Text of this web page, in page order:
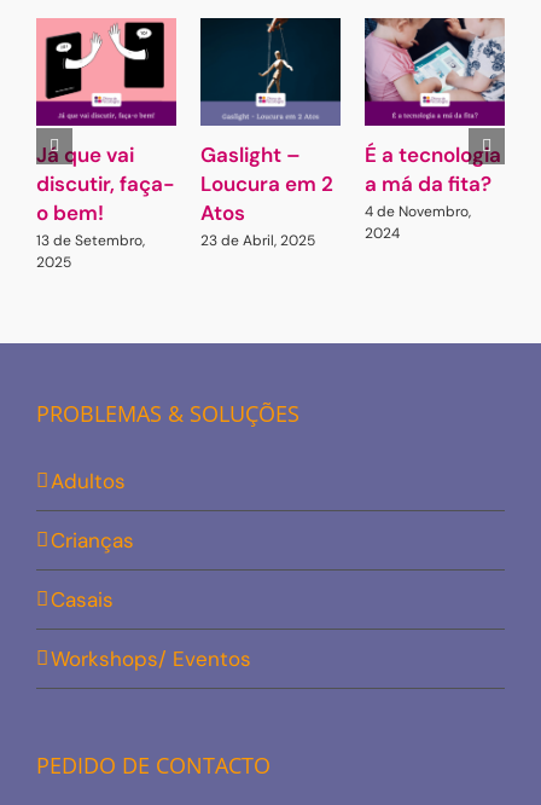
Já que vai
discutir, faça-
o bem!
13 de Setembro,
2025
Gaslight –
Loucura em 2
Atos
23 de Abril, 2025
É a tecnologia
a má da fita?
4 de Novembro,
2024
PROBLEMAS & SOLUÇÕES
Adultos
Crianças
Casais
Workshops/ Eventos
PEDIDO DE CONTACTO